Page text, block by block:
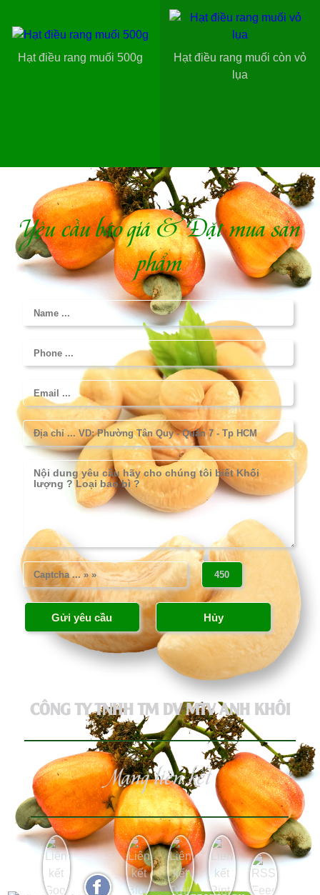
Hạt điều rang muối 500g
Hạt điều rang muối còn vỏ
lụa
Yêu cầu báo giá & Đặt mua sản
phẩm
CÔNG TY TNHH TM DV MTV ANH KHÔI
Mạng liên kết